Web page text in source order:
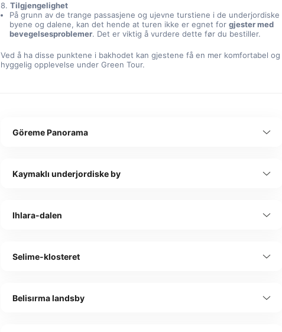
8.Tilgjengelighet
På grunn av de trange passasjene og ujevne turstiene i de underjordiske
byene og dalene, kan det hende at turen ikke er egnet forgjester med
bevegelsesproblemer. Det er viktig å vurdere dette før du bestiller.
Ved å ha disse punktene i bakhodet kan gjestene få en mer komfortabel og
hyggelig opplevelse under Green Tour.
Göreme Panorama
Kaymaklı underjordiske by
Ihlara-dalen
Selime-klosteret
Belisırma landsby